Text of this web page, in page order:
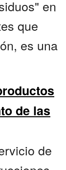
en
que
es una
de las
de